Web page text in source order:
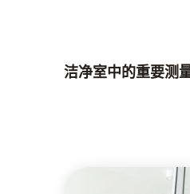
洁净室中的重要测